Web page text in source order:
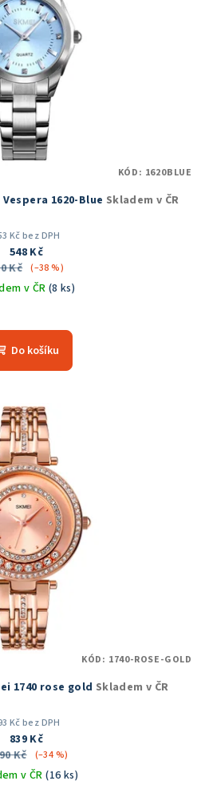
1620-Blue Skladem v ČR
Kč bez DPH
548 Kč
Kč (–38 %)
v ČR (8 ks)
hodnocení
produktu
5
hvězdiček.
Do košíku
KÓD: 1620BLUE
1740 rose gold Skladem v ČR
Kč bez DPH
839 Kč
Kč
(–34 %)
v ČR(16 ks)
KÓD: 1740-ROSE-GOLD